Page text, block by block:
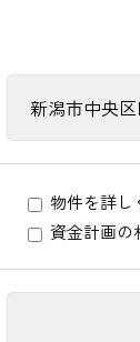
物件を詳し
資金計画の